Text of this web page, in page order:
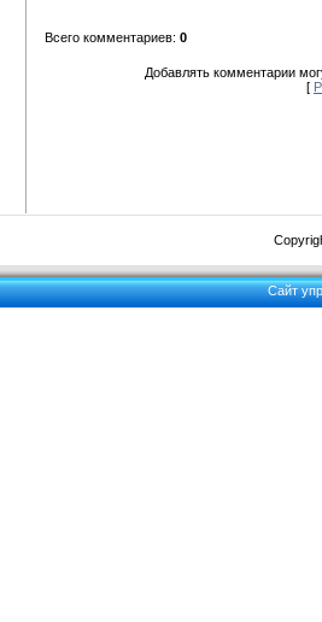
Всего комментариев: 0
Добавлять комментарии
[
Сайт